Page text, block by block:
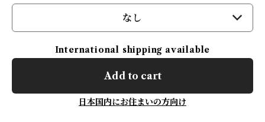
なし
International shipping available
Add to cart
日本国内にお住まいの方向け